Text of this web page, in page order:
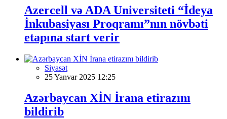
Azercell və ADA Universiteti “İdeya
İnkubasiyası Proqramı”nın növbəti
etapına start verir
Siyasət
25 Yanvar 2025 12:25
Azərbaycan XİN İrana etirazını
bildirib